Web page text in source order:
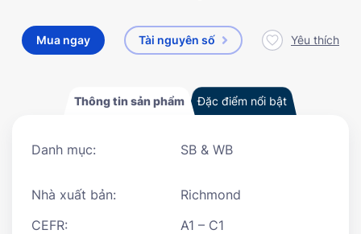
Mua ngay Tài nguyên số Yêu thích
Thông tin sản phẩm Đặc điểm nổi bật
Danh mục: SB & WB
Nhà xuất bản:
Richmond
CEFR:
A1 – C1